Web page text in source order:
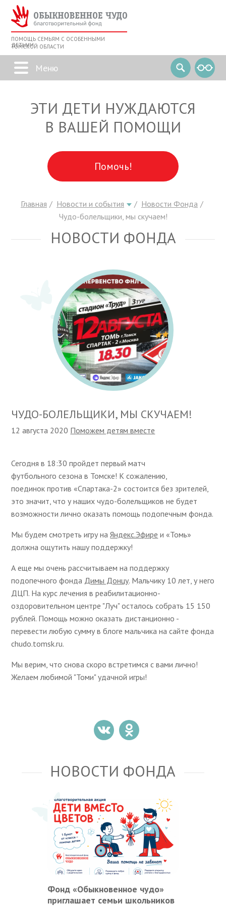
ПОМОЩЬ СЕМЬЯМ С ОСОБЕННЫМИ
ДЕТЬМИ
ТОМСКОЙ ОБЛАСТИ
ЭТИ ДЕТИ НУЖДАЮТСЯ
В ВАШЕЙ ПОМОЩИ
Помочь!
Главная Новости и события
Новости Фонда
Чудо-болельщики, мы скучаем!
НОВОСТИ ФОНДА
ЧУДО-БОЛЕЛЬЩИКИ, МЫ СКУЧАЕМ!
12 августа 2020 Поможем детям вместе
Сегодня в 18:30 пройдет первый матч
футбольного сезона в Томске! К сожалению,
поединок против «Спартака-2» состоится без зрителей,
это значит, что у наших чудо-болельщиков не будет
возможности лично оказать помощь подопечным фонда.
Мы будем смотреть игру наЯндекс.Эфире и «Томь»
должна ощутить нашу поддержку!
А еще мы очень рассчитываем на поддержку
подопечного фонда Димы Донцу. Мальчику 10 лет, у него
ДЦП. На курс лечения в реабилитационно-
оздоровительном центре "Луч" осталось собрать 15 150
рублей. Помощь можно оказать дистанционно -
перевести любую сумму в блоге мальчика на сайте фонда
chudo.tomsk.ru.
Мы верим, что снова скоро встретимся с вами лично!
Желаем любимой "Томи" удачной игры!
НОВОСТИ ФОНДА
Фонд «Обыкновенное чудо»
приглашает семьи школьников